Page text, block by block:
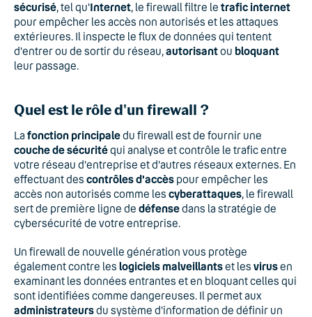
sécurisé, tel qu'Internet, le firewall filtre le trafic internet
pour empêcher les accès non autorisés et les attaques
extérieures. Il inspecte le flux de données qui tentent
d'entrer ou de sortir du réseau,autorisantou bloquant
leur passage.
Quel est le rôle d'un firewall ?
La fonction principaledu firewall est de fournir une
couche de sécuritéqui analyse et contrôle le trafic entre
votre réseau d'entreprise et d'autres réseaux externes. En
effectuant des contrôles d'accès pour empêcher les
accès non autorisés comme les cyberattaques, le firewall
sert de première ligne de défensedans la stratégie de
cybersécurité de votre entreprise.
Un firewall de nouvelle génération vous protège
également contre les logiciels malveillantset les virusen
examinant les données entrantes et en bloquant celles qui
sont identifiées comme dangereuses. Il permet aux
administrateursdu système d'information de définir un